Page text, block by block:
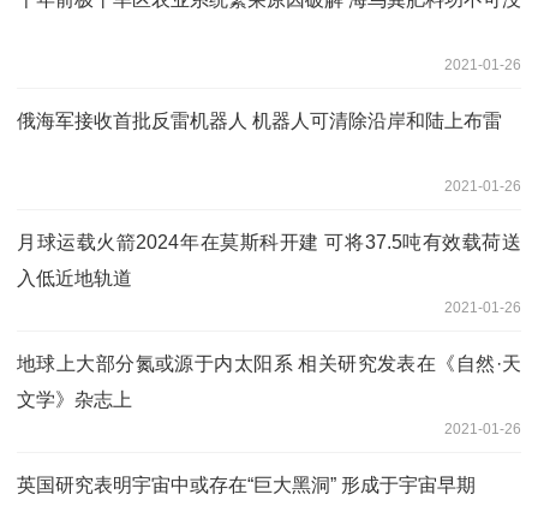
2021-01-26
俄海军接收首批反雷机器人 机器人可清除沿岸和陆上布雷
2021-01-26
月球运载火箭2024年在莫斯科开建 可将37.5吨有效载荷送
入低近地轨道
2021-01-26
地球上大部分氮或源于内太阳系 相关研究发表在《自然·天
文学》杂志上
2021-01-26
英国研究表明宇宙中或存在“巨大黑洞” 形成于宇宙早期